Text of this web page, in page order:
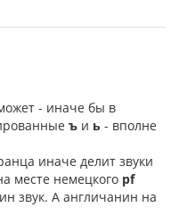
- иначе бы в
ъ и ь - вполне
иначе делит звуки
месте немецкого pf
звук. А англичанин на